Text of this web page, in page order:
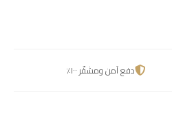
دفع آمن ومشفّر ١٠٠٪